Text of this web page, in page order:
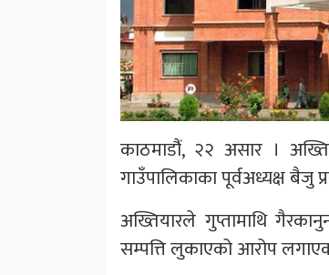
काठमाडौंं, २२ असार ।
गाउँपालिकाका पूर्वअध्यक्ष बैजु
अख्तियारले गुप्तामाथि
सम्पत्ति लुकाएको आरोप